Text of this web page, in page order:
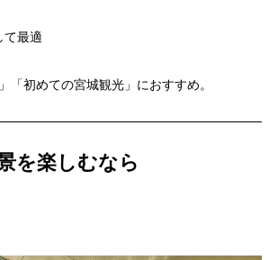
て最適
「初めての宮城観光」におすすめ。
を楽しむなら